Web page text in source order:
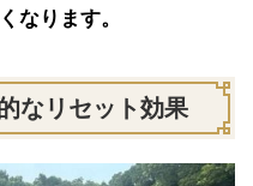
なります。
なリセット効果